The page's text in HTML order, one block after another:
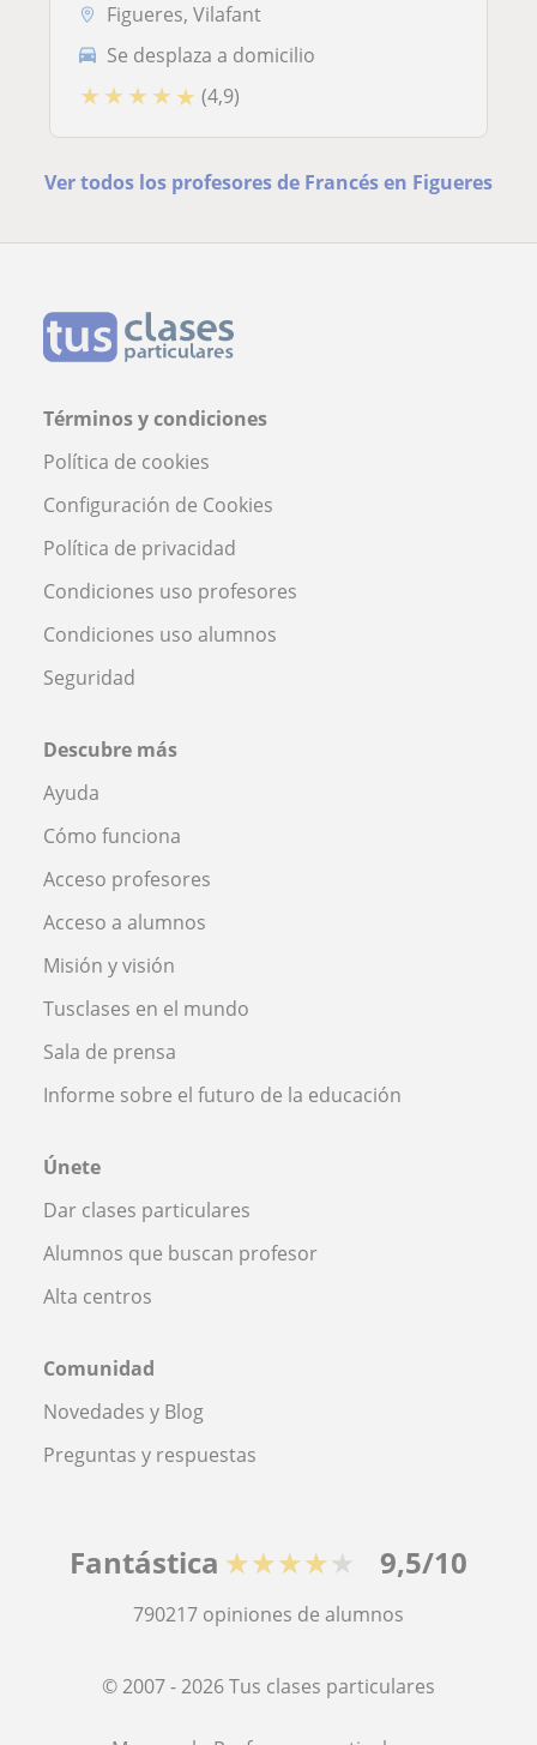
Figueres, Vilafant
Se desplaza a domicilio
★ ★ ★ ★ ★ (4,9)
Ver todos los profesores de Francés en Figueres
Términos y condiciones
Política de cookies
Configuración de Cookies
Política de privacidad
Condiciones uso profesores
Condiciones uso alumnos
Seguridad
Descubre más
Ayuda
Cómo funciona
Acceso profesores
Acceso a alumnos
Misión y visión
Tusclases en el mundo
Sala de prensa
Informe sobre el futuro de la educación
Únete
Dar clases particulares
Alumnos que buscan profesor
Alta centros
Comunidad
Novedades y Blog
Preguntas y respuestas
Fantástica ★★★★★ 9,5/10
790217 opiniones de alumnos
© 2007 - 2026 Tus clases particulares